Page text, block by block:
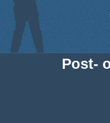
Post-